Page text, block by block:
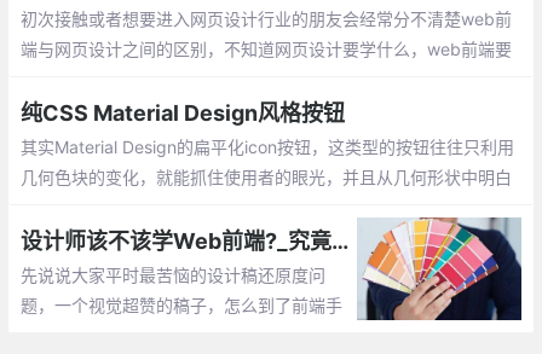
初次接触或者想要进入网页设计行业的朋友会经常分不清楚web前
端与网页设计之间的区别，不知道网页设计要学什么，web前端要
纯CSS Material Design风格按钮
其实Material Design的扁平化icon按钮，这类型的按钮往往只利用
几何色块的变化，就能抓住使用者的眼光，并且从几何形状中明白
设计师该不该学Web前端?_究竟需不需要了解HTML和CSS
先说说大家平时最苦恼的设计稿还原度问
题，一个视觉超赞的稿子，怎么到了前端手